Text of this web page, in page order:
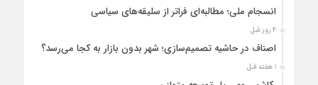
انسجام ملی؛ مطالبه‌ای فراتر از سلیقه‌های سیاسی
4 روز قبل
اصناف در حاشیه تصمیم‌سازی؛ شهر بدون بازار به کجا می‌رسد؟
1 هفته قبل